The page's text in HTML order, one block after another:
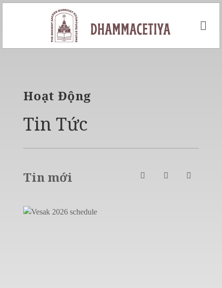
Skip
Hoạt Động
Tin Tức
Tin mới